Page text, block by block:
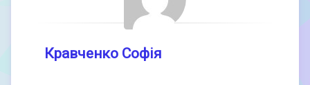
Кравченко Софія